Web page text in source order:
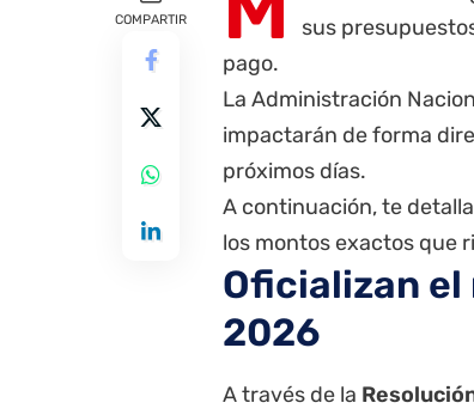
COMPARTIR
sus
pago.
La Administración
impactarán de forma
próximos días.
A continuación, te
los montos exactos que
Oficializan el
2026
A través de la